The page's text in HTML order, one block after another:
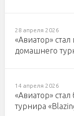
28 апреля 2026
«Авиатор»
домашнего
14 апреля 2026
«Авиатор»
турнира